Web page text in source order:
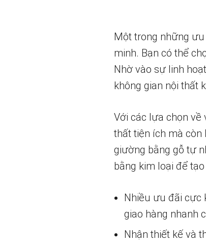
Một trong những
minh. Bạn có thể
Nhờ vào sự linh
không gian nội thất
Với các lựa chọn về
thất tiện ích mà còn
giường bằng gỗ tự
bằng kim loại để
Nhiều ưu đãi cực
giao hàng nhanh
Nhận thiết kế và